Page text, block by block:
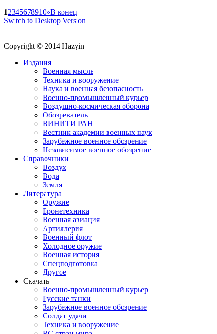
12345678910»В конец
Switch to Desktop Version
Copyright © 2014 Hazyin
Издания
Военная мысль
Техника и вооружение
Наука и военная безопасность
Военно-промышленный курьер
Воздушно-космическая оборона
Обозреватель
ВИНИТИ РАН
Вестник академии военных наук
Зарубежное военное обозрение
Независимое военное обозрение
Справочники
Воздух
Вода
Земля
Литература
Оружие
Бронетехника
Военная авиация
Артиллерия
Военный флот
Холодное оружие
Военная история
Спецподготовка
Другое
Скачать
Военно-промышленный курьер
Русские танки
Зарубежное военное обозрение
Солдат удачи
Техника и вооружение